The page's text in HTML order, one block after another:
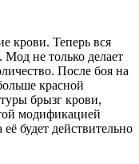
крови. Теперь вся
Мод не только делает
После боя на
красной
брызг крови,
модификацией
будет действительно